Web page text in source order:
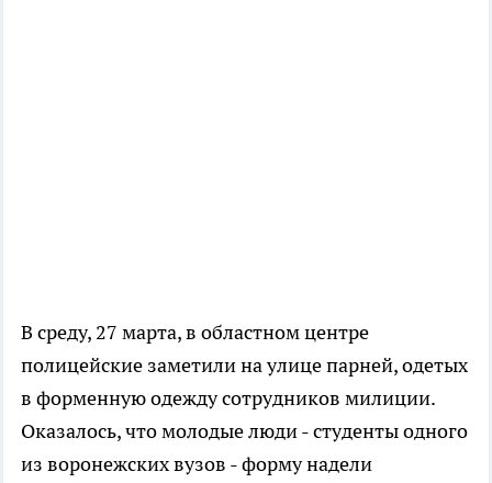
В среду, 27 марта, в областном центре
полицейские заметили на улице парней, одетых
в форменную одежду сотрудников милиции.
Оказалось, что молодые люди - студенты одного
из воронежских вузов - форму надели